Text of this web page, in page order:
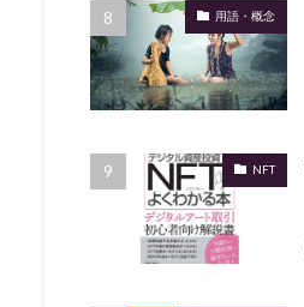
用語・概念
NFT